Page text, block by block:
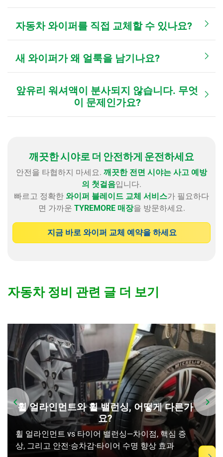
자동차 와이퍼를 직접 교체할 수 있나요?
새 와이퍼가 왜 얼룩을 남기나요?
앞유리 워셔액이 분사되지 않습니다. 무엇
이 문제인가요?
깨끗한 시야로 더 안전하게 운전하세요
안전을 타협하지 마세요. 깨끗한 전면 시야는 사고 예방
의 첫걸음입니다.
빠르고 정확한 와이퍼 블레이드 교체 서비스가 필요하다
면 가까운 TYREMORE 매장을 방문하세요.
지금 바로 와이퍼 교체 예약을 하세요
자동차 정비 관련 글 더 보기
휠 얼라인먼트와 휠 밸런싱, 어떻게 다른가
요?
휠 얼라인먼트 vs 타이어 밸런싱—차이점, 핵심 증
상, 그리고 안전·승차감·타이어 수명 향상 효과